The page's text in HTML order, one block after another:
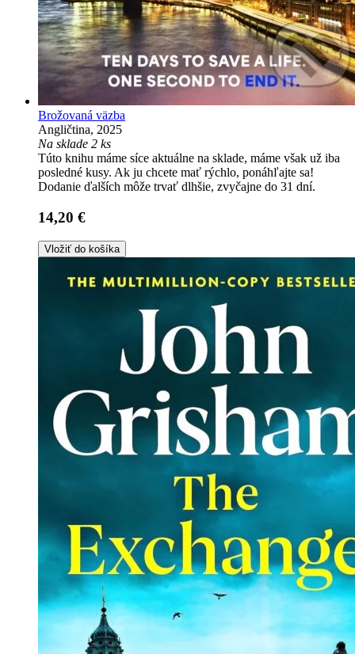
Brožovaná väzba
Angličtina, 2025
Na sklade 2 ks
Túto knihu máme síce aktuálne na sklade, máme však už iba
posledné kusy. Ak ju chcete mať rýchlo, ponáhľajte sa!
Dodanie ďalších môže trvať dlhšie, zvyčajne do 31 dní.
14,20 €
Vložiť do košíka